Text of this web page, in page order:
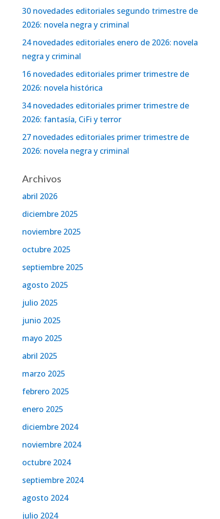
30 novedades editoriales segundo trimestre de
2026: novela negra y criminal
24 novedades editoriales enero de 2026: novela
negra y criminal
16 novedades editoriales primer trimestre de
2026: novela histórica
34 novedades editoriales primer trimestre de
2026: fantasía, CiFi y terror
27 novedades editoriales primer trimestre de
2026: novela negra y criminal
Archivos
abril 2026
diciembre 2025
noviembre 2025
octubre 2025
septiembre 2025
agosto 2025
julio 2025
junio 2025
mayo 2025
abril 2025
marzo 2025
febrero 2025
enero 2025
diciembre 2024
noviembre 2024
octubre 2024
septiembre 2024
agosto 2024
julio 2024